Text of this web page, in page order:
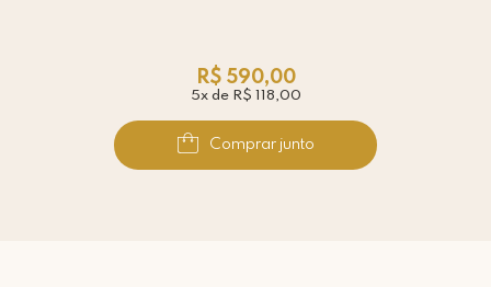
R$ 590,00
5x de R$ 118,00
Comprar junto